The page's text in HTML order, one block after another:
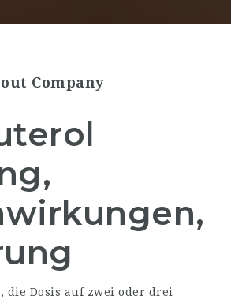
Company
die Dosis auf zwei oder drei